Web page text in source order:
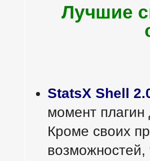
Лучшие
StatsX Shell
момент плагин
Кроме своих
возможностей,